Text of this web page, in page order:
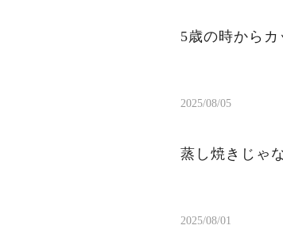
5歳の時から
2025/08/05
蒸し焼きじゃ
2025/08/01